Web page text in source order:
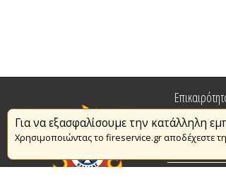
Για να εξασφαλίσουμε την κατάλληλη
Χρησιμοποιώντας το fireservice.gr αποδέχεστε